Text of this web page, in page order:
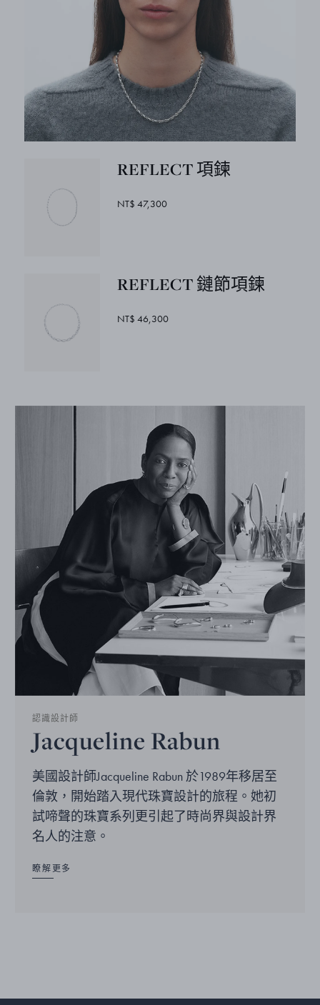
REFLECT 項鍊
NT$ 47,300
REFLECT 鏈節項鍊
NT$ 46,300
認識設計師
Jacqueline Rabun
美國設計師Jacqueline Rabun 於1989年移居至
倫敦，開始踏入現代珠寶設計的旅程。她初
試啼聲的珠寶系列更引起了時尚界與設計界
名人的注意。
瞭解更多